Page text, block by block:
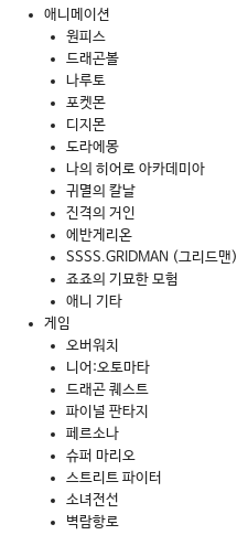
애니메이션
원피스
드래곤볼
나루토
포켓몬
디지몬
도라에몽
나의 히어로 아카데미아
귀멸의 칼날
진격의 거인
에반게리온
SSSS.GRIDMAN (그리드맨)
죠죠의 기묘한 모험
애니 기타
게임
오버워치
니어:오토마타
드래곤 퀘스트
파이널 판타지
페르소나
슈퍼 마리오
스트리트 파이터
소녀전선
벽람항로